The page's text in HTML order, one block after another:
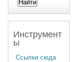
Инструмент
ы
Ссылки сюда